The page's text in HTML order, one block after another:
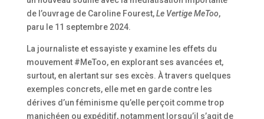
de l’ouvrage de Caroline Fourest,Le Vertige MeToo,
paru le 11 septembre 2024.
La journaliste et essayiste y examine les effets du
mouvement #MeToo, en explorant ses avancées et,
surtout, en alertant sur ses excès. À travers quelques
exemples concrets, elle met en garde contre les
dérives d’un féminisme qu’elle perçoit comme trop
manichéen ou expéditif, notamment lorsqu’il s’agit de